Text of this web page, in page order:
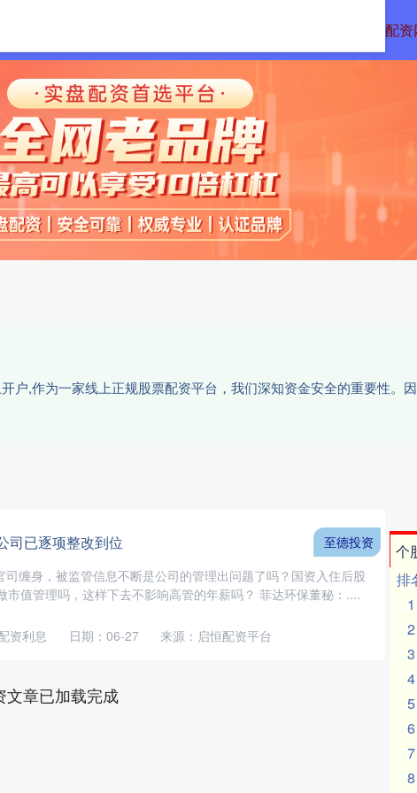
正规配
户,作为一家线上正规股票配资平台，我们深知资金安全的重要性。
司已逐项整改到位
缠身，被监管信息不断是公司的管理出问题了吗？国资入住后股
市值管理吗，这样下去不影响高管的年薪吗？ 菲达环保董秘：....
至德投资
日期：06-27 来源：启恒配资平台
资利息
文章已加载完成
个
排
1
2
3
4
5
6
7
8